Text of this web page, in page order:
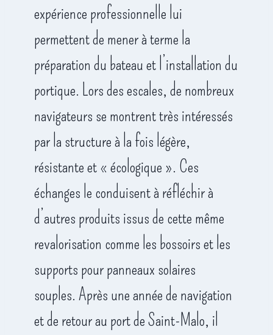
expérience professionnelle lui
permettent de mener à terme la
préparation du bateau et l’installation du
portique. Lors des escales, de nombreux
navigateurs se montrent très intéressés
par la structure à la fois légère,
résistante et « écologique ». Ces
échanges le conduisent à réfléchir à
d’autres produits issus de cette même
revalorisation comme les bossoirs et les
supports pour panneaux solaires
souples. Après une année de navigation
et de retour au port de Saint-Malo, il